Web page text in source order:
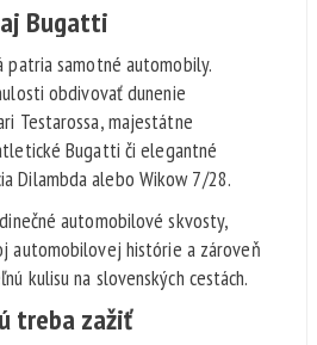
Bugatti
patria samotné automobily.
obdivovať dunenie
Testarossa, majestátne
Bugatti či elegantné
Dilambda alebo Wikow 7/28.
automobilové skvosty,
automobilovej histórie a zároveň
kulisu na slovenských cestách.
treba zažiť